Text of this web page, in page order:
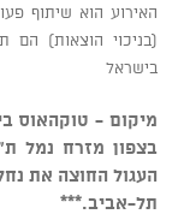
בישראל
בצפון מזרח נמל
העגול החוצה את
תל-אביב.***